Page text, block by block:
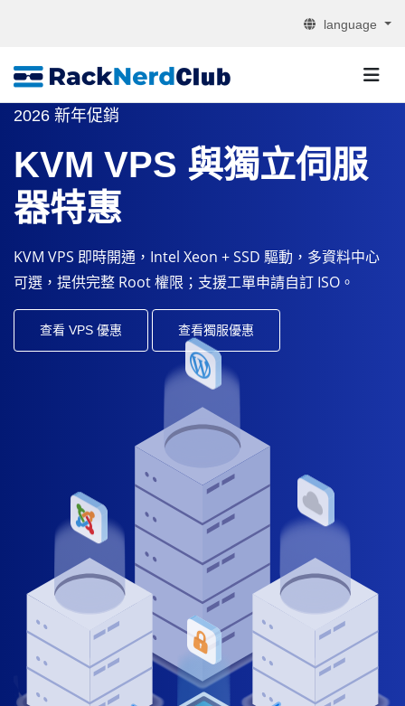
language
2026 新年促銷
KVM VPS 與獨立伺服
器特惠
KVM VPS 即時開通，Intel Xeon + SSD 驅動，多資料中心
可選，提供完整 Root 權限；支援工單申請自訂 ISO。
查看 VPS 優惠 查看獨服優惠